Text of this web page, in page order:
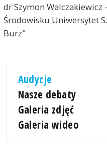
dr Szymon
Środowisku Uniwersytet
Burz"
Audycje
Nasze debaty
Galeria zdjęć
Galeria wideo